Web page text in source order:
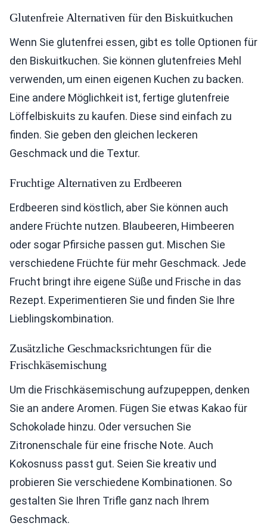
Glutenfreie Alternativen für den Biskuitkuchen
Wenn Sie glutenfrei essen, gibt es tolle Optionen für
den Biskuitkuchen. Sie können glutenfreies Mehl
verwenden, um einen eigenen Kuchen zu backen.
Eine andere Möglichkeit ist, fertige glutenfreie
Löffelbiskuits zu kaufen. Diese sind einfach zu
finden. Sie geben den gleichen leckeren
Geschmack und die Textur.
Fruchtige Alternativen zu Erdbeeren
Erdbeeren sind köstlich, aber Sie können auch
andere Früchte nutzen. Blaubeeren, Himbeeren
oder sogar Pfirsiche passen gut. Mischen Sie
verschiedene Früchte für mehr Geschmack. Jede
Frucht bringt ihre eigene Süße und Frische in das
Rezept. Experimentieren Sie und finden Sie Ihre
Lieblingskombination.
Zusätzliche Geschmacksrichtungen für die
Frischkäsemischung
Um die Frischkäsemischung aufzupeppen, denken
Sie an andere Aromen. Fügen Sie etwas Kakao für
Schokolade hinzu. Oder versuchen Sie
Zitronenschale für eine frische Note. Auch
Kokosnuss passt gut. Seien Sie kreativ und
probieren Sie verschiedene Kombinationen. So
gestalten Sie Ihren Trifle ganz nach Ihrem
Geschmack.